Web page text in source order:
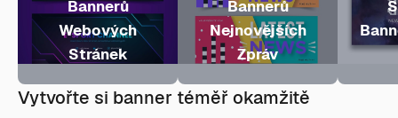
Bannerů
Webových
Stránek
Bannerů
Nejnovějších
Zpráv
Vytvořte si banner téměř okamžitě